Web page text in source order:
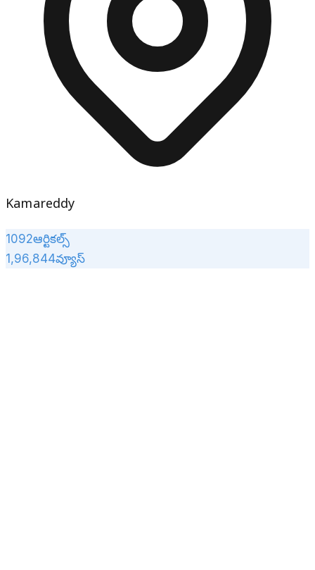
Kamareddy
1092ఆర్టికల్స్
1,96,844వ్యూస్